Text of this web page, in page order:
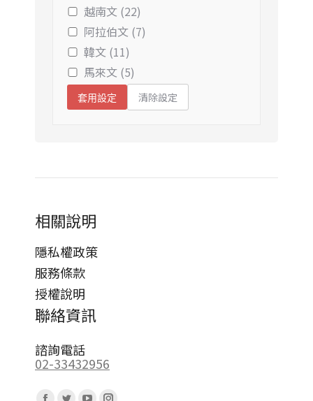
越南文 (22)
阿拉伯文 (7)
韓文 (11)
馬來文 (5)
套用設定 清除設定
相關說明
隱私權政策
服務條款
授權說明
聯絡資訊
諮詢電話
02-33432956